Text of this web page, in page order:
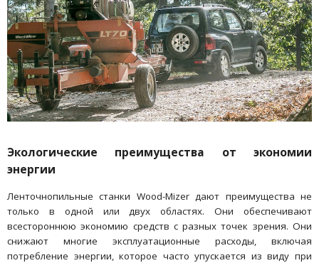
Экологические преимущества от экономии
энергии
Ленточнопильные станки Wood-Mizer дают преимущества не
только в одной или двух областях. Они обеспечивают
всестороннюю экономию средств с разных точек зрения. Они
снижают многие эксплуатационные расходы, включая
потребление энергии, которое часто упускается из виду при